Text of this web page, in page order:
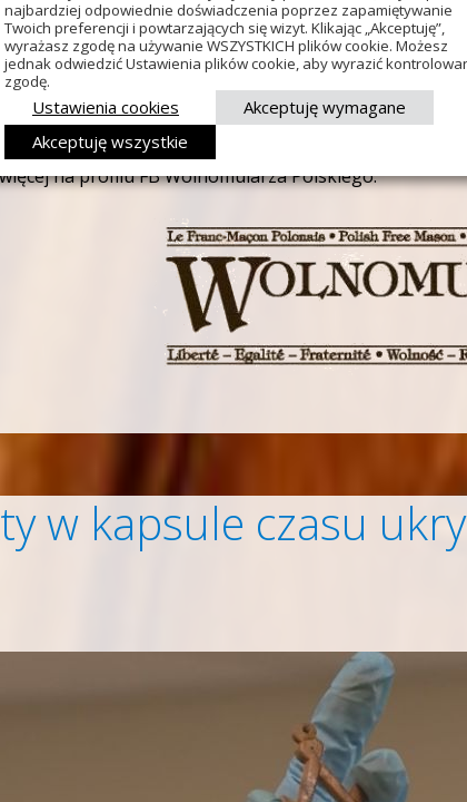
wzięli na ręce panie w futrach i szpilkach.
o ostatnim – ich zdaniem romantycznym – etapie
do śmiechu. Tylko Elvio zachował olimpijski spokój.
na profilu FB Wolnomularza Polskiego:
w kapsule czasu
najbardziej odpowiednie doświadczenia poprzez zapamiętywanie
Twoich preferencji i powtarzających się wizyt. Klikając „Akceptuję”,
wyrażasz zgodę na używanie WSZYSTKICH plików cookie. Możesz
jednak odwiedzić Ustawienia plików cookie, aby wyrazić
zgodę.
Ustawienia cookies
Akceptuję wymagane
Akceptuję wszystkie